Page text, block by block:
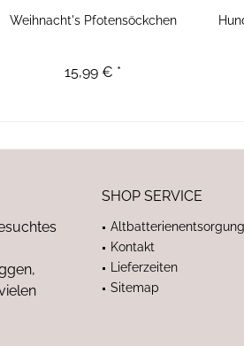
Weihnacht's Pfotensöckchen
15,99 € *
SHOP SERVICE
Altbatterienentsorgung
Kontakt
Lieferzeiten
Sitemap